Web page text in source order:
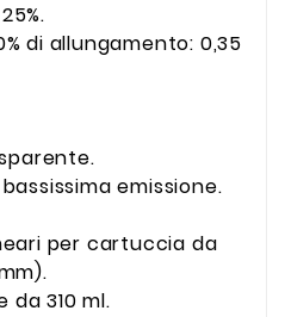
di allungamento: 0,35
bassissima emissione.
per cartuccia da
310 ml.